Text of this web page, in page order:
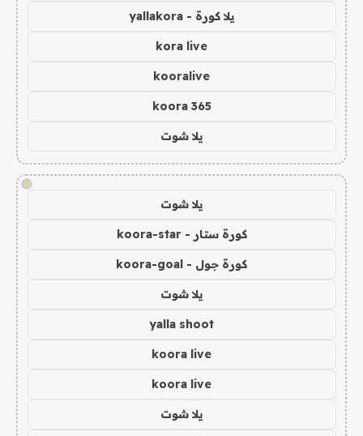
يلا كورة - yallakora
kora live
kooralive
koora 365
يلا شوت
!
يلا شوت
كورة ستار - koora-star
كورة جول - koora-goal
يلا شوت
yalla shoot
koora live
koora live
يلا شوت